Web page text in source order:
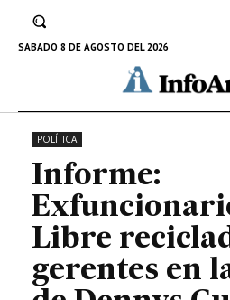
SÁBADO 8 DE AGOSTO DEL 2026
Libre reciclados
en la gestión de
4 DE ENERO DE
POLÍTICA
Informe:
Libre
gerentes en